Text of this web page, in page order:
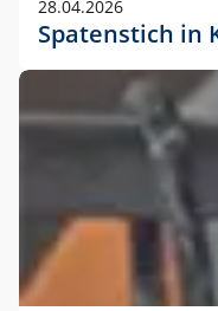
28.04.2026
Spatenstich in